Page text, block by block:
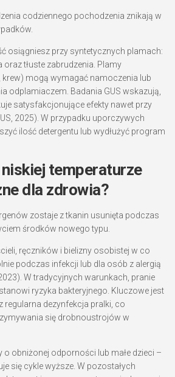
codziennego pochodzenia znikają w
osiągniesz przy syntetycznych plamach:
tłuste zabrudzenia. Plamy
krew) mogą wymagać namoczenia lub
odplamiaczem. Badania GUS wskazują,
satysfakcjonujące efekty nawet przy
2025). W przypadku uporczywych
ilość detergentu lub wydłużyć program
temperaturze
dla zdrowia?
zostaje z tkanin usunięta podczas
środków nowego typu.
ręczników i bielizny osobistej w co
podczas infekcji lub dla osób z alergią
W tradycyjnych warunkach, pranie
ryzyka bakteryjnego. Kluczowe jest
regularna dezynfekcja pralki, co
się drobnoustrojów w
obniżonej odporności lub małe dzieci –
się cykle wyższe. W pozostałych